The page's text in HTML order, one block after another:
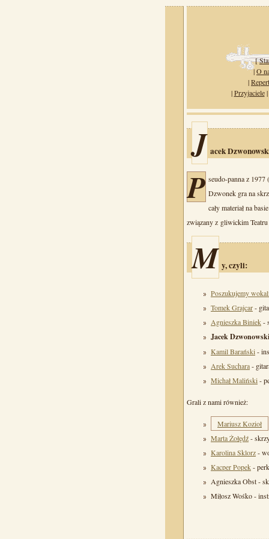
[
|O
|
|Przyjaciele|
J acek
P seudo-panna z 1977
Dzwonek gra na
cały materiał na
związany z gliwickim
M y, czyli:
Poszukujemy
Tomek Grajcar-
Agnieszka Biniek-
Jacek Dzwonowski
Kamil Barański-
Arek Suchara-
Michał Maliński-
Grali z nami również:
Mariusz Kozioł
Marta Żołędź-
Karolina Sklorz-
Kacper Popek-
Agnieszka Obst -
Miłosz Wośko -